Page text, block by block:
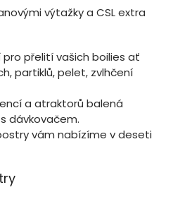
výtažky a CSL extra
pro přelití vašich boilies ať
partiklů, pelet, zvlhčení
a atraktorů balená
dávkovačem.
vám nabízíme v deseti